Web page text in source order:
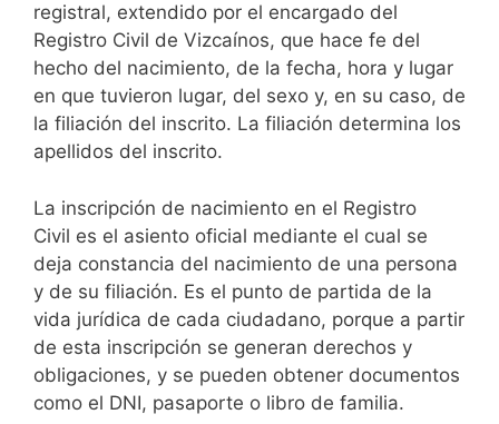
registral, extendido por el encargado del
Registro Civil de Vizcaínos, que hace fe del
hecho del nacimiento, de la fecha, hora y lugar
en que tuvieron lugar, del sexo y, en su caso, de
la filiación del inscrito. La filiación determina los
apellidos del inscrito.
La inscripción de nacimiento en el Registro
Civil es el asiento oficial mediante el cual se
deja constancia del nacimiento de una persona
y de su filiación. Es el punto de partida de la
vida jurídica de cada ciudadano, porque a partir
de esta inscripción se generan derechos y
obligaciones, y se pueden obtener documentos
como el DNI, pasaporte o libro de familia.